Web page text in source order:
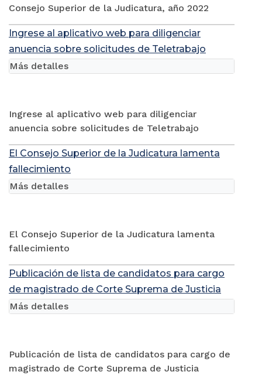
Consejo Superior de la Judicatura, año 2022
Ingrese al aplicativo web para diligenciar
anuencia sobre solicitudes de Teletrabajo
Ingrese al aplicativo web para diligenciar
anuencia sobre solicitudes de Teletrabajo
Más detalles
El Consejo Superior de la Judicatura lamenta
fallecimiento
El Consejo Superior de la Judicatura lamenta
fallecimiento
Más detalles
Publicación de lista de candidatos para cargo
de magistrado de Corte Suprema de Justicia
Publicación de lista de candidatos para cargo de
magistrado de Corte Suprema de Justicia
Más detalles